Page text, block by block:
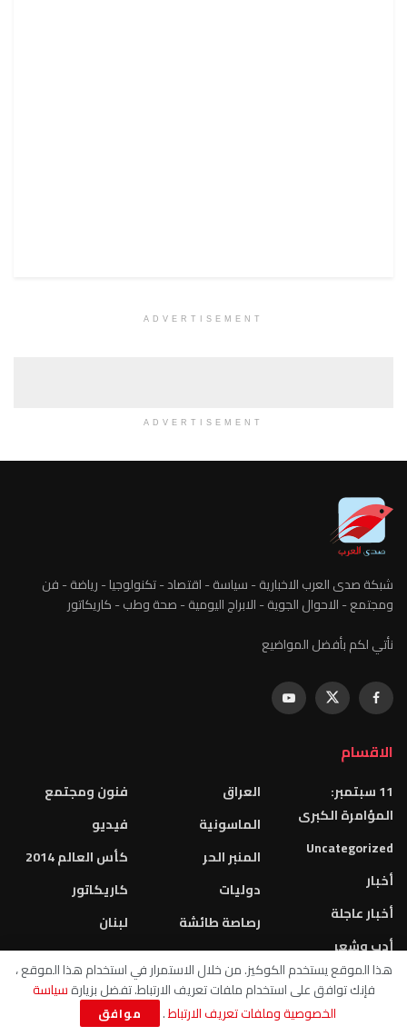
ADVERTISEMENT
ADVERTISEMENT
شبكة صدى العرب الاخبارية - سياسة - اقتصاد - تكنولوجيا - رياضة - فن
ومجتمع - الاحوال الجوية - الابراج اليومية - صحة وطب - كاريكاتور
نأتي لكم بأفضل المواضيع
الاقسام
11 سبتمبر:
المؤامرة الكبرى
Uncategorized
أخبار
أخبار عاجلة
أدب وشعر
اقتصاد
الابراج اليومية
العراق
الماسونية
المنبر الحر
دوليات
رصاصة طائشة
ريــاضة
سوريا
صحة وطب
فنون ومجتمع
فيديو
كأس العالم 2014
كاريكاتور
لبنان
متفرقات عربية
متفرقات لبنانية
مثلث برمودا
هذا الموقع يستخدم الكوكيز. من خلال الاستمرار في استخدام هذا الموقع ،
فإنك توافق على استخدام ملفات تعريف الارتباط. تفضل بزيارةسياسة
الخصوصية وملفات تعريف الارتباط. موافق